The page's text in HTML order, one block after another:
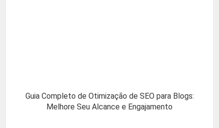
Guia Completo de Otimização de SEO para Blogs:
Melhore Seu Alcance e Engajamento